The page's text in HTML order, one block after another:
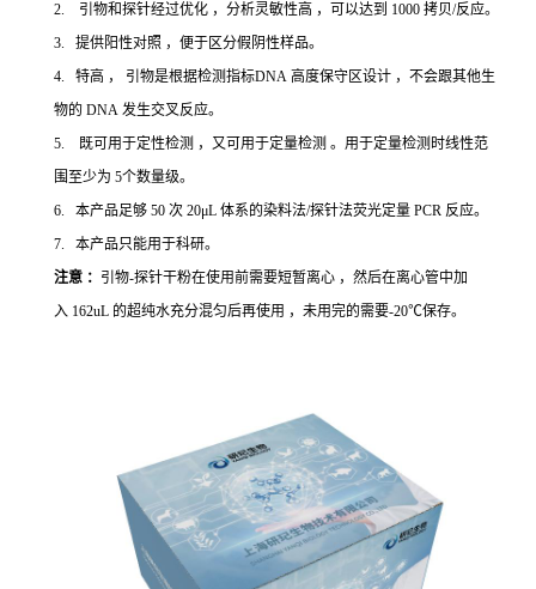
2. 引物和探针经过优化 ，分析灵敏性高 ，可以达到 1000 拷贝/反应。
3. 提供阳性对照 ，便于区分假阴性样品。
4. 特高 ， 引物是根据检测指标DNA 高度保守区设计 ，不会跟其他生
物的 DNA 发生交叉反应。
5. 既可用于定性检测 ，又可用于定量检测 。用于定量检测时线性范
围至少为 5个数量级。
6. 本产品足够 50 次 20μL 体系的染料法/探针法荧光定量 PCR 反应。
7. 本产品只能用于科研。
注意 ： 引物-探针干粉在使用前需要短暂离心 ，然后在离心管中加
入 162uL 的超纯水充分混匀后再使用 ，未用完的需要-20℃保存。